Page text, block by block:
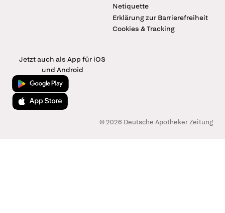
Netiquette
Erklärung zur Barrierefreiheit
Cookies & Tracking
Jetzt auch als App für iOS
und Android
Jetzt bei Google Play
Laden im App Store
© 2026 Deutsche Apotheker Zeitung